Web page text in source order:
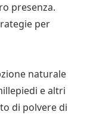
presenza.
per
naturale
e altri
di polvere di